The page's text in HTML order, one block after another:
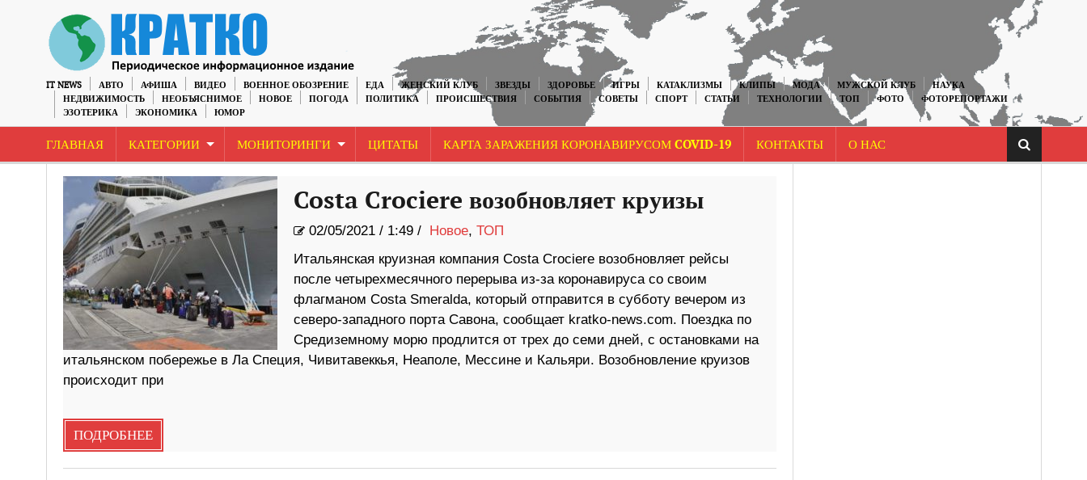
IT NEWS АВТО АФИША ВИДЕО ВОЕННОЕ ОБОЗРЕНИЕ ЕДА ЖЕНСКИЙ КЛУБ ЗВЕЗДЫ ЗДОРОВЬЕ ИГРЫ КАТАКЛИЗМЫ КЛИПЫ МОДА МУЖСКОЙ КЛУБ
НАУКА
НЕДВИЖИМОСТЬ
НЕОБЪЯСНИМОЕ НОВОЕ ПОГОДА ПОЛИТИКА ПРОИСШЕСТВИЯ СОБЫТИЯ СОВЕТЫ СПОРТ СТАТЬИ ТЕХНОЛОГИИ ТОП ФОТО
ФОТОРЕПОРТАЖИ
ЭЗОТЕРИКА
ЭКОНОМИКА ЮМОР
ГЛАВНАЯ КАТЕГОРИИ МОНИТОРИНГИ ЦИТАТЫ КАРТА ЗАРАЖЕНИЯ КОРОНАВИРУСОМ COVID-19 КОНТАКТЫ О НАС
Costa Crociere возобновляет круизы
02/05/2021/ 1:49 / Новое, ТОП
Итальянская круизная компания Costa Crociere возобновляет рейсы
после четырехмесячного перерыва из-за коронавируса со своим
флагманом Costa Smeralda, который отправится в субботу вечером из
северо-западного порта Савона, сообщает kratko-news.com. Поездка по
Средиземному морю продлится от трех до семи дней, с остановками на
итальянском побережье в Ла Специя, Чивитавеккья, Неаполе, Мессине и Кальяри. Возобновление круизов
происходит при
ПОДРОБНЕЕ